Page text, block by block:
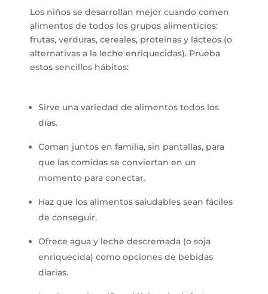
Los niños se desarrollan mejor cuando comen
alimentos de todos los grupos alimenticios:
frutas, verduras, cereales, proteínas y lácteos (o
alternativas a la leche enriquecidas). Prueba
estos sencillos hábitos:
Sirve una variedad de alimentos todos los
días.
Coman juntos en familia, sin pantallas, para
que las comidas se conviertan en un
momento para conectar.
Haz que los alimentos saludables sean fáciles
de conseguir.
Ofrece agua y leche descremada (o soja
enriquecida) como opciones de bebidas
diarias.